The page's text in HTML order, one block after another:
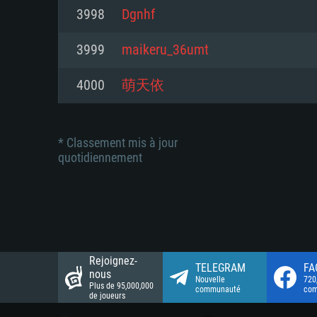
Disque dur: 23.1 Go (client
Disque dur: 62,2 Go (client
Connection: Connexion Internet
Disque dur: 62,2 Go (client
3998 Dgnhf
3999 maikeru_36umt
4000 萌天依
* Classement mis à jour
quotidiennement
Rejoignez-
nous
Plus de 95,000,000
de joueurs
TELEGRAM
Nouvelle
communauté